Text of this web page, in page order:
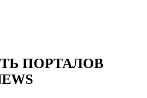
ПОРТАЛОВ